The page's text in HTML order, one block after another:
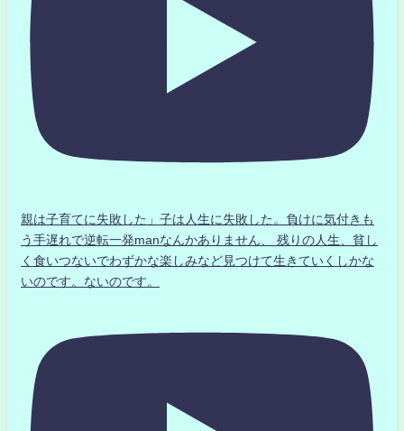
親は子育てに失敗した」子は人生に失敗した。負けに気付きも
う手遅れで逆転一発manなんかありません、 残りの人生、貧し
く食いつないでわずかな楽しみなど見つけて生きていくしかな
いのです。ないのです。